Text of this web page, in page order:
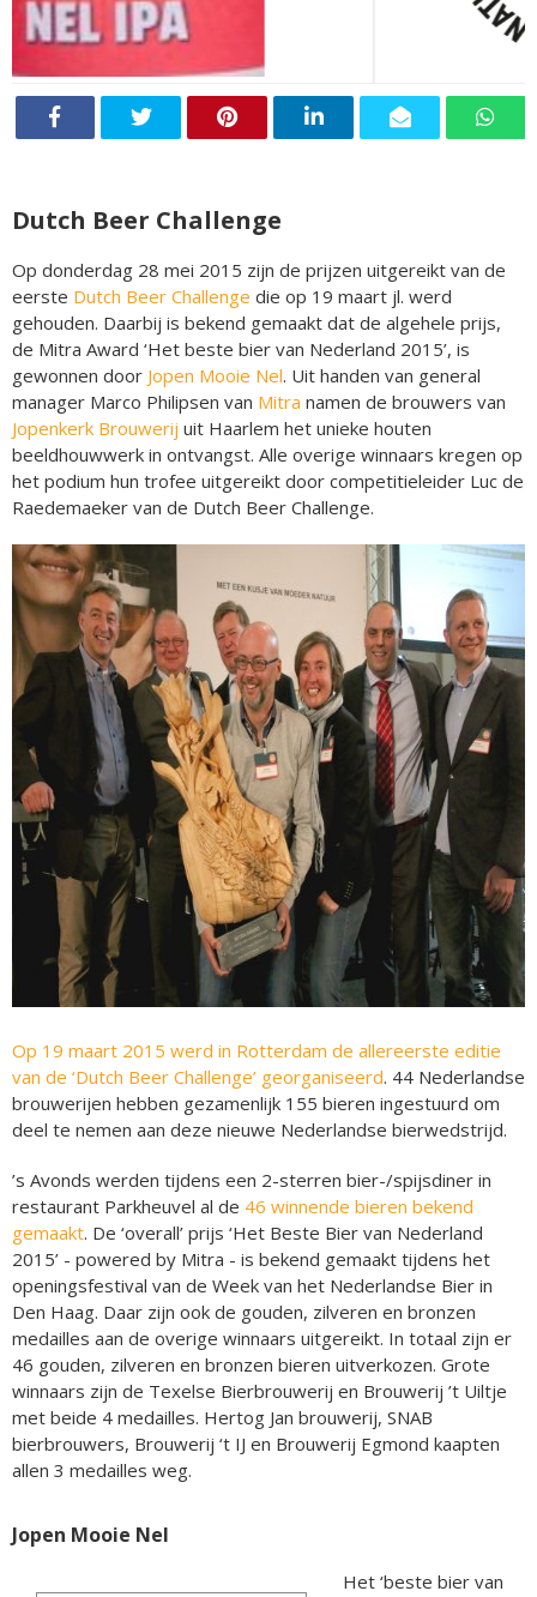
Dutch Beer Challenge
Op donderdag 28 mei 2015 zijn de prijzen uitgereikt van de
eerste Dutch Beer Challenge die op 19 maart jl. werd
gehouden. Daarbij is bekend gemaakt dat de algehele prijs,
de Mitra Award ‘Het beste bier van Nederland 2015’, is
gewonnen door Jopen Mooie Nel. Uit handen van general
manager Marco Philipsen van Mitra namen de brouwers van
Jopenkerk Brouwerij uit Haarlem het unieke houten
beeldhouwwerk in ontvangst. Alle overige winnaars kregen op
het podium hun trofee uitgereikt door competitieleider Luc de
Raedemaeker van de Dutch Beer Challenge.
Op 19 maart 2015 werd in Rotterdam de allereerste editie
van de ‘Dutch Beer Challenge’ georganiseerd. 44 Nederlandse
brouwerijen hebben gezamenlijk 155 bieren ingestuurd om
deel te nemen aan deze nieuwe Nederlandse bierwedstrijd.
’s Avonds werden tijdens een 2-sterren bier-/spijsdiner in
restaurant Parkheuvel al de 46 winnende bieren bekend
gemaakt. De ‘overall’ prijs ‘Het Beste Bier van Nederland
2015’ - powered by Mitra - is bekend gemaakt tijdens het
openingsfestival van de Week van het Nederlandse Bier in
Den Haag. Daar zijn ook de gouden, zilveren en bronzen
medailles aan de overige winnaars uitgereikt. In totaal zijn er
46 gouden, zilveren en bronzen bieren uitverkozen. Grote
winnaars zijn de Texelse Bierbrouwerij en Brouwerij ’t Uiltje
met beide 4 medailles. Hertog Jan brouwerij, SNAB
bierbrouwers, Brouwerij ‘t IJ en Brouwerij Egmond kaapten
allen 3 medailles weg.
Jopen Mooie Nel
Het ‘beste bier van